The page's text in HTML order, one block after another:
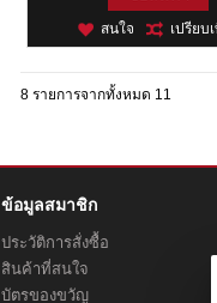
สนใจ เปรียบ
8 รายการจากทั้งหมด 11
ข้อมูลสมาชิก
ประวัติการสั่งซื้อ
สินค้าที่สนใจ
บัตรของขวัญ